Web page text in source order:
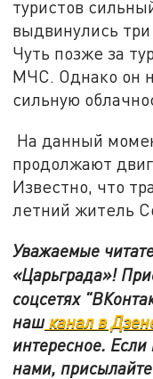
туристов
выдвинулись
Чуть позже за
МЧС. Однако он
сильную
На данный
продолжают
Известно, что
летний житель
Уважаемые
«Царьграда»!
соцсетях
нашканал в
интересное. Если
нами,